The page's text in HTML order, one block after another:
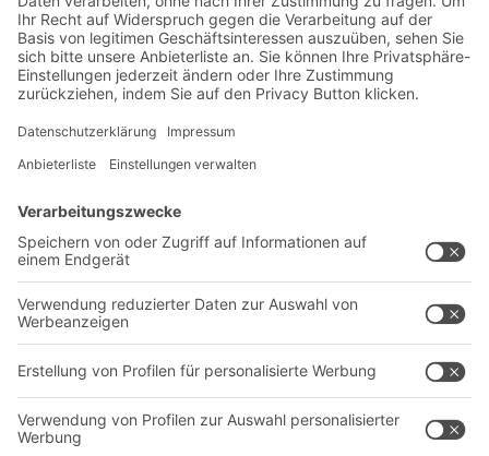
Exklusive Rabatte
Neuheiten
Newsletter abonnieren
Lösungen
Intralogistiklösungen
Regalsysteme
Transportsysteme
Dienstleistungen
Kontaktformular
Unternehmen
Über uns
Follow us